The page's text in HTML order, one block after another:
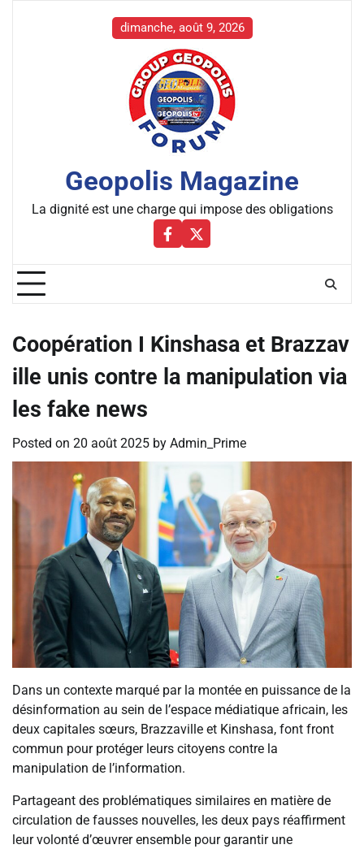
dimanche, août 9, 2026
Geopolis Magazine
La dignité est une charge qui impose des obligations
Facebbok
X
Coopération I Kinshasa et Brazzav
ille unis contre la manipulation via
les fake news
Posted on 20 août 2025 by Admin_Prime
Dans un contexte marqué par la montée en puissance de la
désinformation au sein de l’espace médiatique africain, les
deux capitales sœurs, Brazzaville et Kinshasa, font front
commun pour protéger leurs citoyens contre la
manipulation de l’information.
Partageant des problématiques similaires en matière de
circulation de fausses nouvelles, les deux pays réaffirment
leur volonté d’œuvrer ensemble pour garantir une